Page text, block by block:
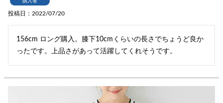
投稿日 2022/07/20
156cm ロング購入。膝下10cmくらいの長さでちょうど良か
ったです。上品さがあって活躍してくれそうです。